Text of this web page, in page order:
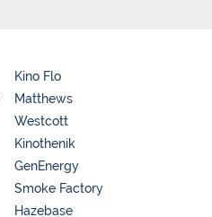
Kino Flo
Matthews
Westcott
Kinothenik
GenEnergy
Smoke Factory
Hazebase